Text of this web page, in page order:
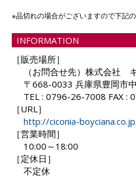
※品切れの場合がございますので下記
INFORMATION
［販売場所］
（お問合せ先）株式会社
〒668-0033 兵庫県豊岡市
TEL : 0796-26-7008 FAX :
［URL］
http://ciconia-
［営業時間］
10:00～18:00
［定休日］
不定休